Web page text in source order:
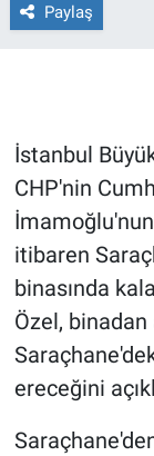
Paylaş
İstanbul
CHP'nin
İmamoğlu'nun
itibaren
binasında
Özel, binadan
ereceğini
Gündem
İlan
Kimdir
Kültür